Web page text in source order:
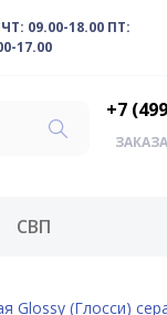
09.00-18.00 ПТ:
17.00
+7
СВП
Glossy (Глосси)